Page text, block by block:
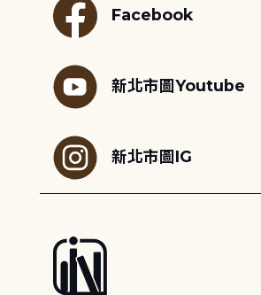
Facebook
新北市圖Youtube
新北市圖IG